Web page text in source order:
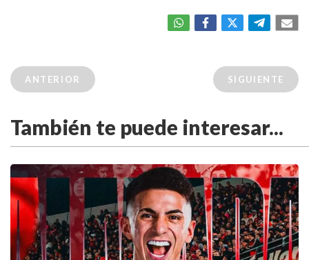
ANTERIOR SIGUIENTE
También te puede interesar...